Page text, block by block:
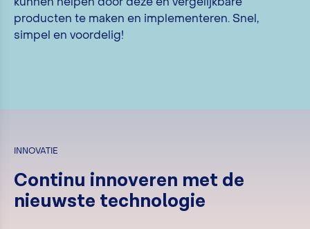
kunnen helpen door deze en vergelijkbare
producten te maken en implementeren. Snel,
simpel en voordelig!
INNOVATIE
Continu innoveren met de
nieuwste technologie